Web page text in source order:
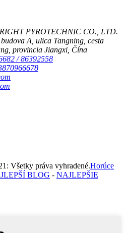
PYROTECHNIC CO., LTD.
A, ulica Tangning, cesta
provincia Jiangxi, Čína
/ 86392558
Všetky práva vyhradené.Horúce
BLOG - NAJLEPŠIE